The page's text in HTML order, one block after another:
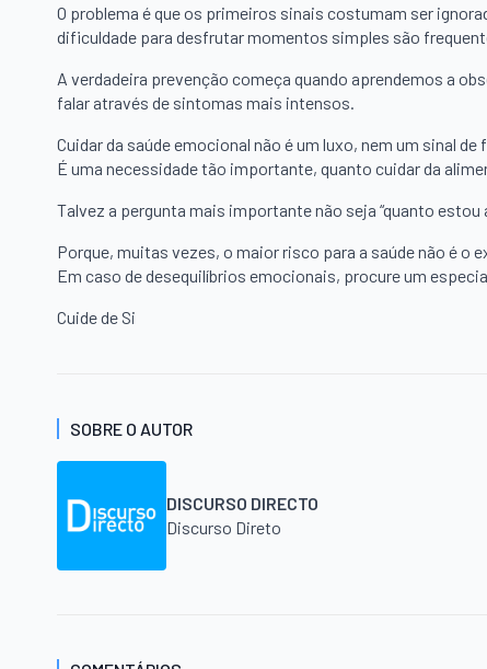
O problema é que os primeiros sinais costumam ser
dificuldade para desfrutar momentos simples são
A verdadeira prevenção começa quando aprendemos a
falar através de sintomas mais intensos.
Cuidar da saúde emocional não é um luxo, nem um sinal de
É uma necessidade tão importante, quanto cuidar da
Talvez a pergunta mais importante não seja “quanto estou
Porque, muitas vezes, o maior risco para a saúde não é o
Em caso de desequilíbrios emocionais, procure um
Cuide de Si
SOBRE O AUTOR
DISCURSO DIRECTO
Discurso Direto